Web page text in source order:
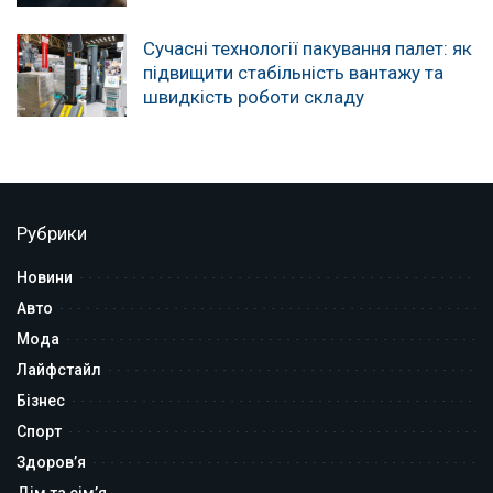
Сучасні технології пакування палет: як
підвищити стабільність вантажу та
швидкість роботи складу
Рубрики
Новини
Авто
Мода
Лайфстайл
Бізнес
Спорт
Здоров’я